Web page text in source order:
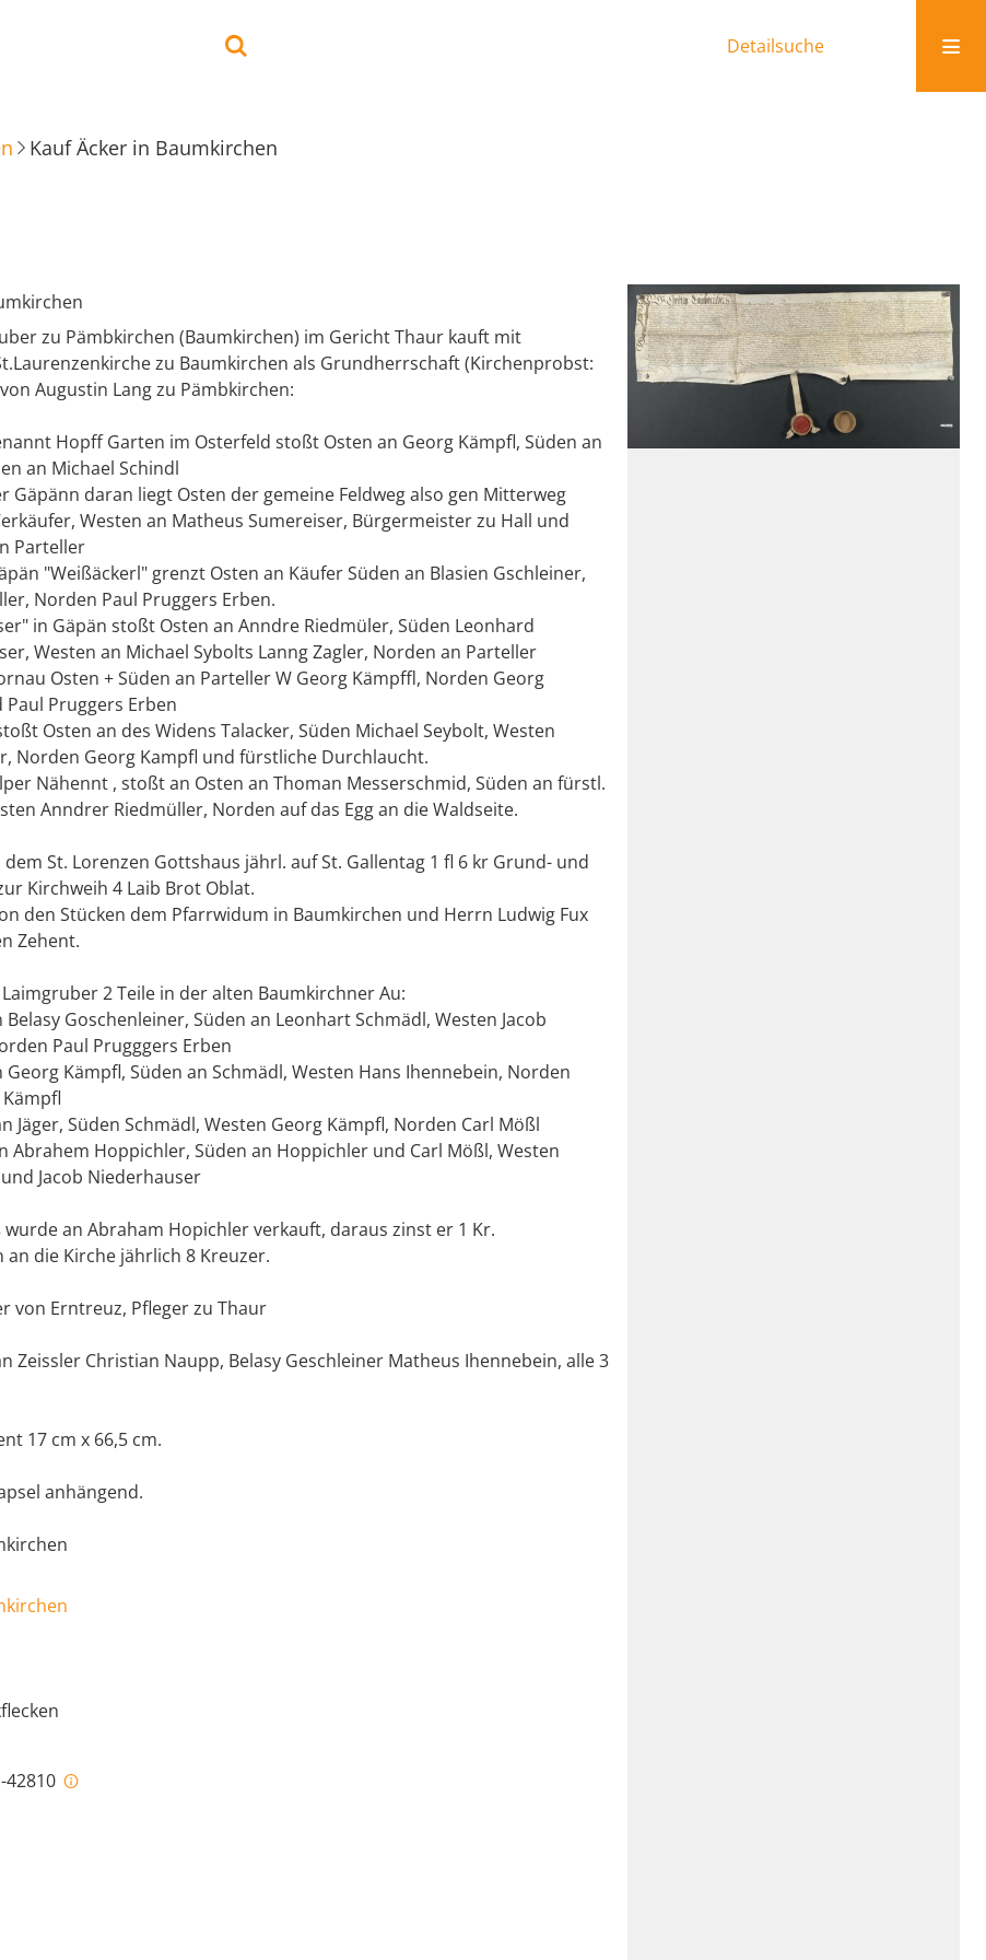
Detailsuche
Kauf Äcker in Baumkirchen
zu Pämbkirchen (Baumkirchen) im Gericht Thaur kauft mit
zu Baumkirchen als Grundherrschaft (Kirchenprobst:
Augustin Lang zu Pämbkirchen:
Hopff Garten im Osterfeld stoßt Osten an Georg Kämpfl, Süden an
an Michael Schindl
Gäpänn daran liegt Osten der gemeine Feldweg also gen Mitterweg
Westen an Matheus Sumereiser, Bürgermeister zu Hall und
Parteller
"Weißäckerl" grenzt Osten an Käufer Süden an Blasien Gschleiner,
Norden Paul Pruggers Erben.
in Gäpän stoßt Osten an Anndre Riedmüler, Süden Leonhard
Westen an Michael Sybolts Lanng Zagler, Norden an Parteller
Osten + Süden an Parteller W Georg Kämpffl, Norden Georg
Pruggers Erben
Osten an des Widens Talacker, Süden Michael Seybolt, Westen
Norden Georg Kampfl und fürstliche Durchlaucht.
Nähennt , stoßt an Osten an Thoman Messerschmid, Süden an fürstl.
Anndrer Riedmüller, Norden auf das Egg an die Waldseite.
St. Lorenzen Gottshaus jährl. auf St. Gallentag 1 fl 6 kr Grund- und
Kirchweih 4 Laib Brot Oblat.
den Stücken dem Pfarrwidum in Baumkirchen und Herrn Ludwig Fux
Zehent.
2 Teile in der alten Baumkirchner Au:
Goschenleiner, Süden an Leonhart Schmädl, Westen Jacob
Paul Prugggers Erben
Kämpfl, Süden an Schmädl, Westen Hans Ihennebein, Norden
Jäger, Süden Schmädl, Westen Georg Kämpfl, Norden Carl Mößl
Abrahem Hoppichler, Süden an Hoppichler und Carl Mößl, Westen
Jacob Niederhauser
wurde an Abraham Hopichler verkauft, daraus zinst er 1 Kr.
an die Kirche jährlich 8 Kreuzer.
von Erntreuz, Pfleger zu Thaur
Zeissler Christian Naupp, Belasy Geschleiner Matheus Ihennebein, alle 3
17 cm x 66,5 cm.
anhängend.